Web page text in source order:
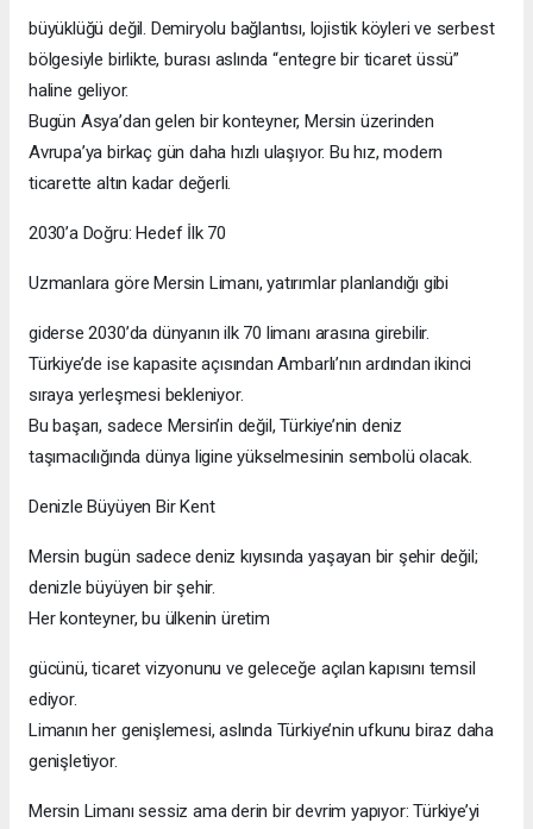
büyüklüğü değil. Demiryolu bağlantısı, lojistik köyleri ve serbest
bölgesiyle birlikte, burası aslında “entegre bir ticaret üssü”
haline geliyor.
Bugün Asya’dan gelen bir konteyner, Mersin üzerinden
Avrupa’ya birkaç gün daha hızlı ulaşıyor. Bu hız, modern
ticarette altın kadar değerli.
2030’a Doğru: Hedef İlk 70
Uzmanlara göre Mersin Limanı, yatırımlar planlandığı gibi
giderse 2030’da dünyanın ilk 70 limanı arasına girebilir.
Türkiye’de ise kapasite açısından Ambarlı’nın ardından ikinci
sıraya yerleşmesi bekleniyor.
Bu başarı, sadece Mersin’in değil, Türkiye’nin deniz
taşımacılığında dünya ligine yükselmesinin sembolü olacak.
Denizle Büyüyen Bir Kent
Mersin bugün sadece deniz kıyısında yaşayan bir şehir değil;
denizle büyüyen bir şehir.
Her konteyner, bu ülkenin üretim
gücünü, ticaret vizyonunu ve geleceğe açılan kapısını temsil
ediyor.
Limanın her genişlemesi, aslında Türkiye’nin ufkunu biraz daha
genişletiyor.
Mersin Limanı sessiz ama derin bir devrim yapıyor: Türkiye’yi